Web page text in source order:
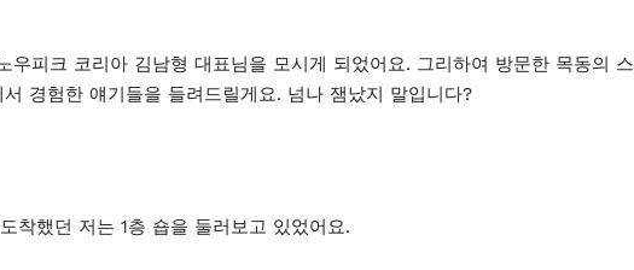
우피크 코리아 김남형 대표님을 모시게 되었어요. 그리하여 방문한 목동의 스
경험한 얘기들을 들려드릴게요. 넘나 잼났지 말입니다?
착했던 저는 1층 숍을 둘러보고 있었어요.